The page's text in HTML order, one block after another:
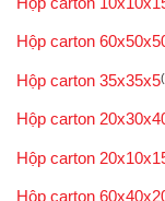
Hộp carton
Hộp carton 35x35x5
Hộp carton
Hộp carton
Hộp carton